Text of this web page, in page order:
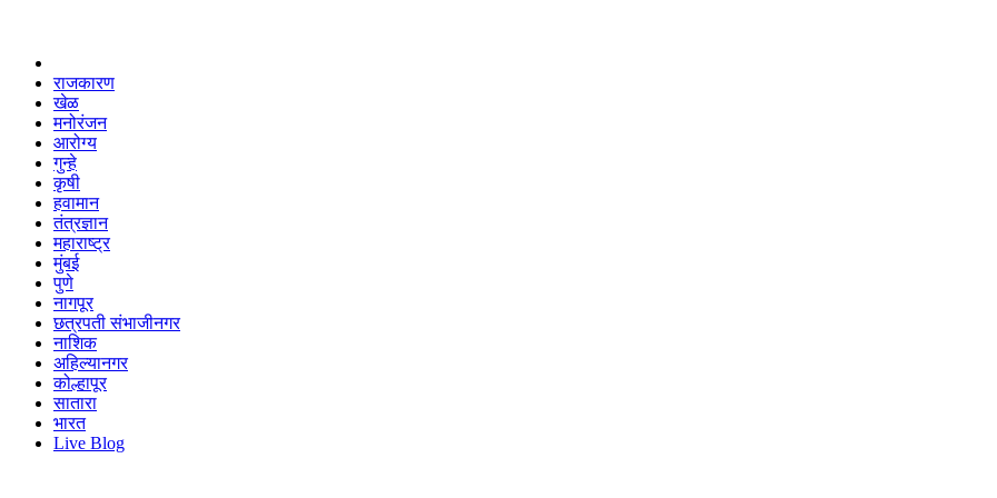
राजकारण
खेळ
मनोरंजन
आरोग्य
गुन्हे
कृषी
हवामान
तंत्रज्ञान
महाराष्ट्र
मुंबई
पुणे
नागपूर
छत्रपती संभाजीनगर
नाशिक
अहिल्यानगर
कोल्हापूर
सातारा
भारत
Live Blog